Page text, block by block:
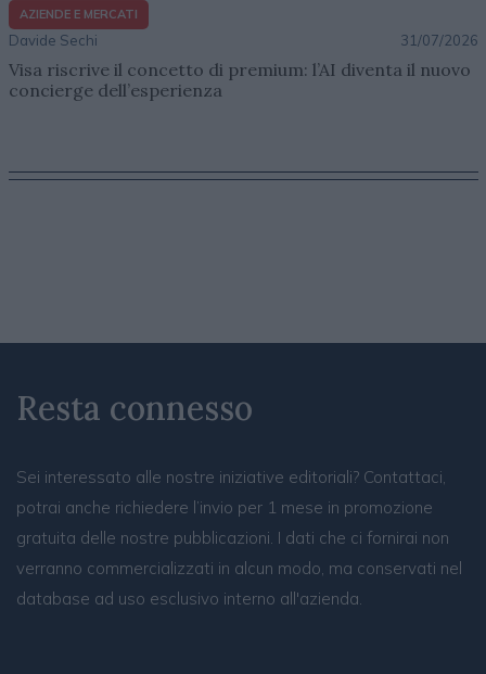
AZIENDE E MERCATI
Davide Sechi 31/07/2026
Visa riscrive il concetto di premium: l’AI diventa il nuovo
concierge dell’esperienza
Resta connesso
Sei interessato alle nostre iniziative editoriali? Contattaci,
potrai anche richiedere l’invio per 1 mese in promozione
gratuita delle nostre pubblicazioni. I dati che ci fornirai non
verranno commercializzati in alcun modo, ma conservati nel
database ad uso esclusivo interno all'azienda.